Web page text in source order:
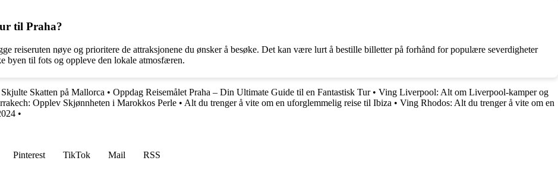
til Praha?
reiseruten nøye og prioritere de attraksjonene du ønsker å besøke. Det kan være lurt å bestille billetter på forhånd for populære severdigheter
byen til fots og oppleve den lokale atmosfæren.
Skatten på Mallorca • Oppdag Reisemålet Praha – Din Ultimate Guide til en Fantastisk Tur• Ving Liverpool: Alt om Liverpool-kamper og
Opplev Skjønnheten i Marokkos Perle • Alt du trenger å vite om en uforglemmelig reise til Ibiza • Ving Rhodos: Alt du trenger å vite om en
•
Pinterest TikTok Mail
RSS